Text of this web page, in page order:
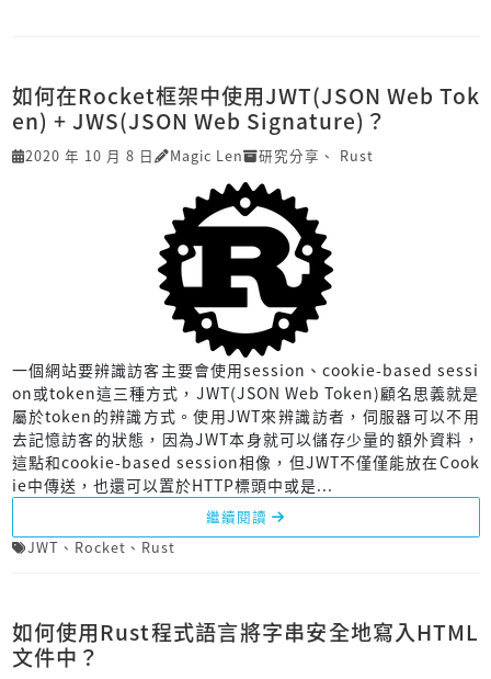
如何在Rocket框架中使用JWT(JSON Web Tok
en) + JWS(JSON Web Signature)？
2020 年 10 月 8 日 Magic Len 研究分享 、 Rust
一個網站要辨識訪客主要會使用session、cookie-based sessi
on或token這三種方式，JWT(JSON Web Token)顧名思義就是
屬於token的辨識方式。使用JWT來辨識訪者，伺服器可以不用
去記憶訪客的狀態，因為JWT本身就可以儲存少量的額外資料，
這點和cookie-based session相像，但JWT不僅僅能放在Cook
ie中傳送，也還可以置於HTTP標頭中或是...
繼續閱讀
JWT 、 Rocket 、 Rust
如何使用Rust程式語言將字串安全地寫入HTML
文件中？